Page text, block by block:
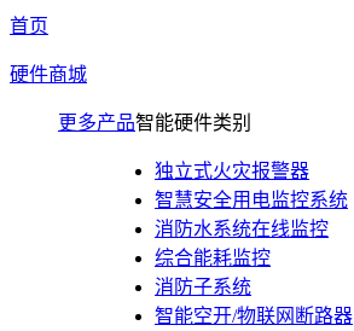
首页
硬件商城
更多产品智能硬件类别
独立式火灾报警器
智慧安全用电监控系统
消防水系统在线监控
综合能耗监控
消防子系统
智能空开/物联网断路器